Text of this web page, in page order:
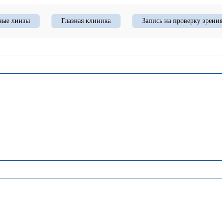
линзы Глазная клиника Запись на проверку зрения